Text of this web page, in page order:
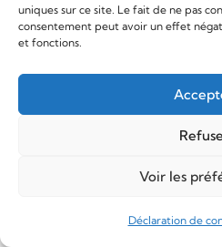
uniques sur ce site. Le fait de ne pas
consentement peut avoir un effet
et fonctions.
Voir les
Déclaration de